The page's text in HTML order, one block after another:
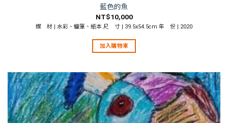
藍色的魚
NT$10,000
媒 材 | 水彩、蠟筆、紙本 尺 寸 | 39.5x54.5cm 年 份 | 2020
加入購物車